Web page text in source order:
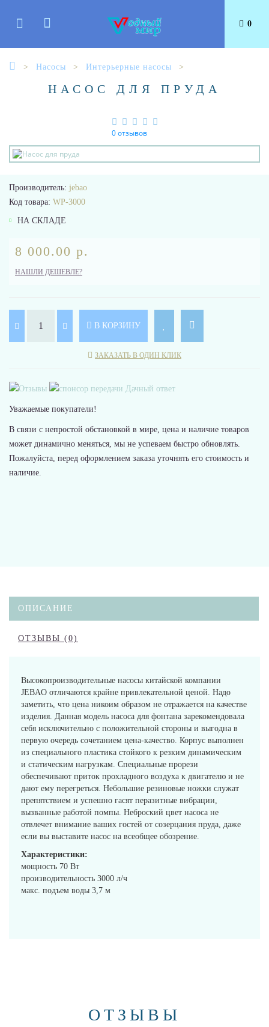
0
Насосы Интерьерные насосы
НАСОС ДЛЯ ПРУДА
0 отзывов
Производитель: jebao
Код товара: WP-3000
НА СКЛАДЕ
8 000.00 р.
НАШЛИ ДЕШЕВЛЕ?
В КОРЗИНУ
ЗАКАЗАТЬ В ОДИН КЛИК
Уважаемые покупатели!
В связи с непростой обстановкой в мире, цена и наличие товаров
может динамично меняться, мы не успеваем быстро обновлять.
Пожалуйста, перед оформлением заказа уточнять его стоимость и
наличие.
ОПИСАНИЕ
ОТЗЫВЫ (0)
Высокопроизводительные насосы китайской компании
JEBAO отличаются крайне привлекательной ценой. Надо
заметить, что цена никоим образом не отражается на качестве
изделия. Данная модель насоса для фонтана зарекомендовала
себя исключительно с положительной стороны и выгодна в
первую очередь сочетанием цена-качество. Корпус выполнен
из специального пластика стойкого к резким динамическим
и статическим нагрузкам. Специальные прорези
обеспечивают приток прохладного воздуха к двигателю и не
дают ему перегреться. Небольшие резиновые ножки служат
препятствием и успешно гасят перазитные вибрации,
вызванные работой помпы. Неброский цвет насоса не
отвлечет внимание ваших гостей от созерцания пруда, даже
если вы выставите насос на всеобщее обозрение.
Характеристики:
мощность 70 Вт
производительность 3000 л/ч
макс. подъем воды 3,7 м
ОТЗЫВЫ